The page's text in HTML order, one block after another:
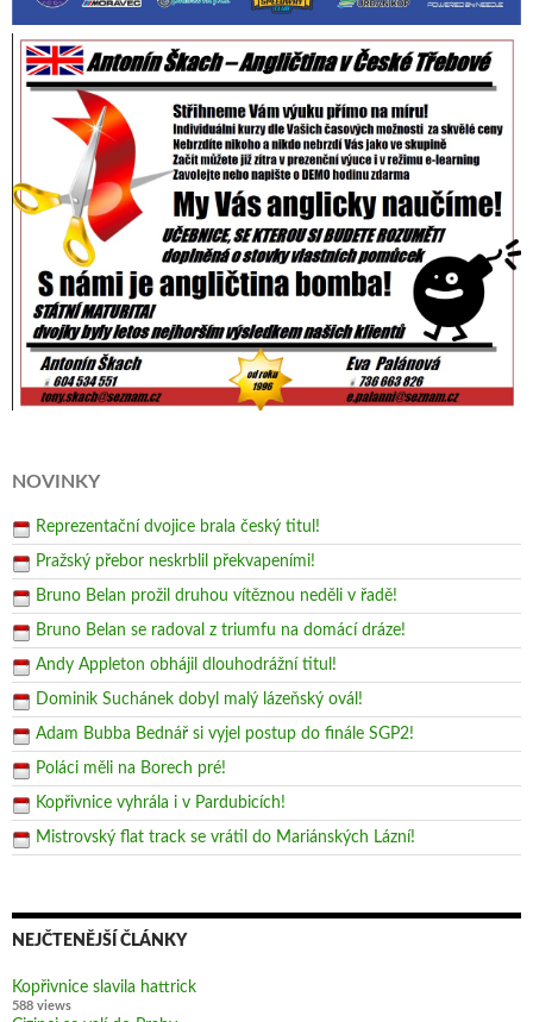
NOVINKY
Reprezentační dvojice brala český titul!
Pražský přebor neskrblil překvapeními!
Bruno Belan prožil druhou vítěznou neděli v řadě!
Bruno Belan se radoval z triumfu na domácí dráze!
Andy Appleton obhájil dlouhodrážní titul!
Dominik Suchánek dobyl malý lázeňský ovál!
Adam Bubba Bednář si vyjel postup do finále SGP2!
Poláci měli na Borech pré!
Kopřivnice vyhrála i v Pardubicích!
Mistrovský flat track se vrátil do Mariánských Lázní!
NEJČTENĚJŠÍ ČLÁNKY
Kopřivnice slavila hattrick
588 views